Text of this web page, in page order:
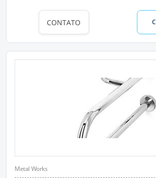
CONTATO
Metal Works